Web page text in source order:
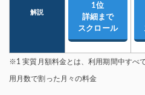
解説
1位
詳細まで
スクロール
※1 実質月額料金とは、利用期間中すべ
用月数で割った月々の料金